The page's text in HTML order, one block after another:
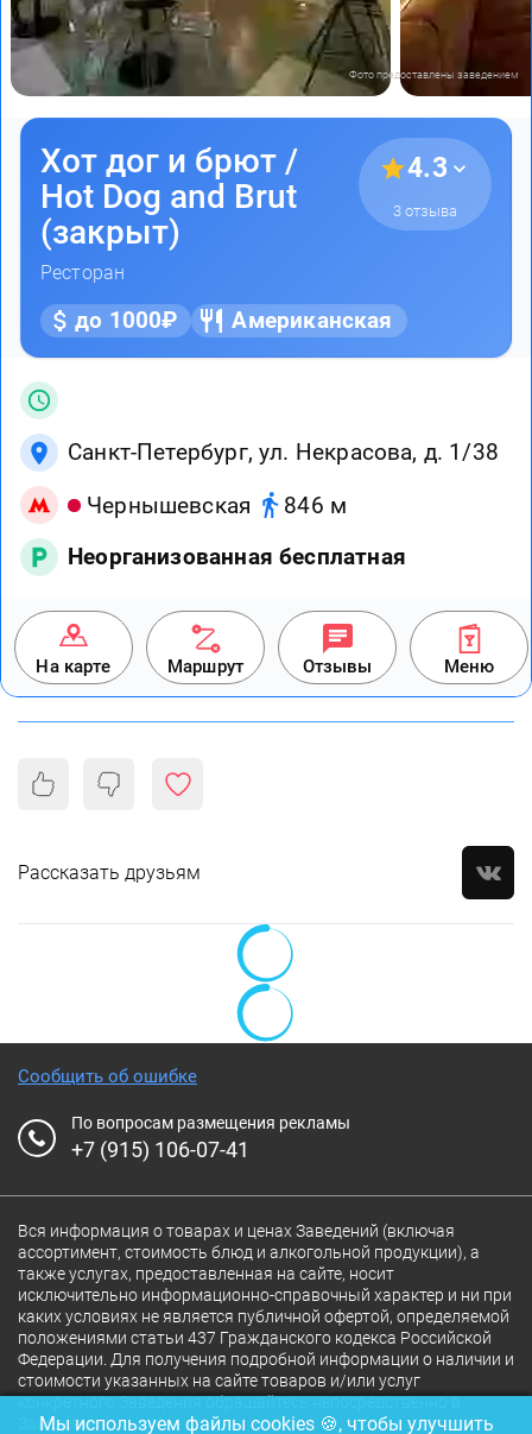
Фото предоставлены заведением
Хот дог и брют /
Hot Dog and Brut
(закрыт)
Ресторан
4.3
3 отзыва
до 1000₽ Американская
Санкт-Петербург, ул. Некрасова, д. 1/38
Чернышевская
846 м
Неорганизованная бесплатная
На карте Маршрут Отзывы Меню
Рассказать друзьям
Сообщить об ошибке
По вопросам размещения рекламы
+7 (915) 106-07-41
Вся информация о товарах и ценах Заведений (включая
ассортимент, стоимость блюд и алкогольной продукции), а
также услугах, предоставленная на сайте, носит
исключительно информационно-справочный характер и ни при
каких условиях не является публичной офертой, определяемой
положениями статьи 437 Гражданского кодекса Российской
Федерации. Для получения подробной информации о наличии и
стоимости указанных на сайте товаров и/или услуг
конкретного Заведения обращайтесь непосредственно в
Заведение.
Мы используем файлы cookies 🍪, чтобы улучшить